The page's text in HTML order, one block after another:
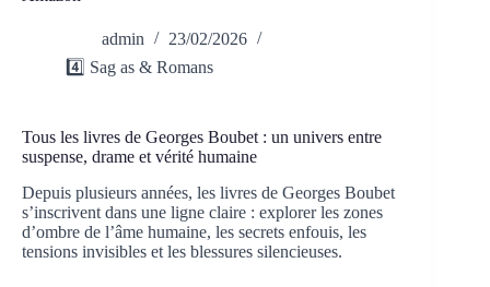
admin
23/02/2026
4️⃣ Sag as & Romans
Tous les livres de Georges Boubet : un univers entre
suspense, drame et vérité humaine
Depuis plusieurs années, les livres de Georges Boubet
s’inscrivent dans une ligne claire : explorer les zones
d’ombre de l’âme humaine, les secrets enfouis, les
tensions invisibles et les blessures silencieuses.